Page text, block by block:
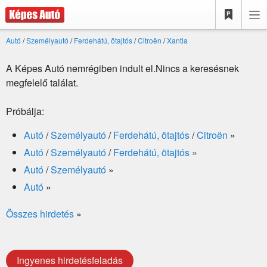
Autó /Személyautó /Ferdehátú, ötajtós/Citroën /Xantia
A Képes Autó nemrégiben indult el.Nincs a keresésnek
megfelelő találat.
Próbálja:
Autó/Személyautó/Ferdehátú, ötajtós/Citroën »
Autó/Személyautó/Ferdehátú, ötajtós »
Autó/Személyautó »
Autó »
Összes hirdetés »
Ingyenes hirdetésfeladás